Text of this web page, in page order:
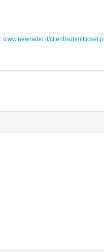
www.newradio.it/client/